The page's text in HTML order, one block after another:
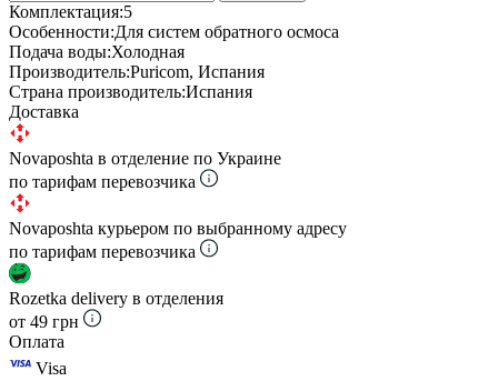
Комплектация:5
Особенности:Для систем обратного осмоса
Подача воды:Холодная
Производитель:Puricom, Испания
Страна производитель:Испания
Доставка
Novaposhta в отделение по Украине
по тарифам перевозчика
Novaposhta курьером по выбранному адресу
по тарифам перевозчика
Rozetka delivery в отделения
от 49 грн
Оплата
Visa